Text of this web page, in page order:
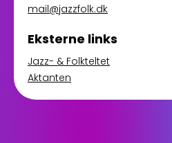
mail@jazzfolk.dk
Eksterne links
Jazz- & Folkteltet
Aktanten